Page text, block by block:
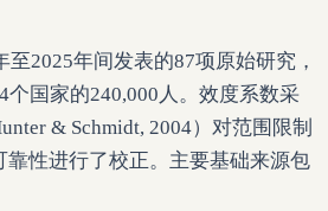
2025年间发表的87项原始研究，
个国家的240,000人。效度系数采
& Schmidt, 2004）对范围限制
靠性进行了校正。主要基础来源包